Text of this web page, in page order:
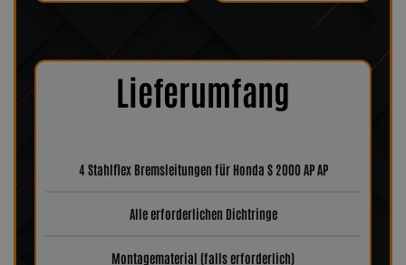
Lieferumfang
4 Stahlflex Bremsleitungen für Honda S 2000 AP AP
Alle erforderlichen Dichtringe
Montagematerial (falls erforderlich)